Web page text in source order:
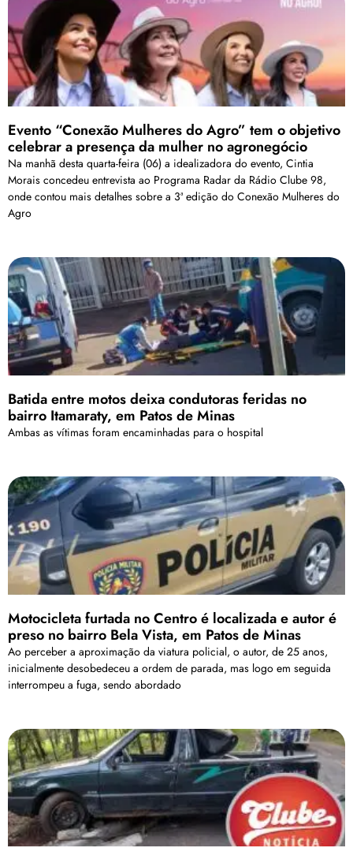
Evento “Conexão Mulheres do Agro” tem o objetivo
celebrar a presença da mulher no agronegócio
Na manhã desta quarta-feira (06) a idealizadora do evento, Cintia
Morais concedeu entrevista ao Programa Radar da Rádio Clube 98,
onde contou mais detalhes sobre a 3ª edição do Conexão Mulheres do
Agro
Batida entre motos deixa condutoras feridas no
bairro Itamaraty, em Patos de Minas
Ambas as vítimas foram encaminhadas para o hospital
Motocicleta furtada no Centro é localizada e autor é
preso no bairro Bela Vista, em Patos de Minas
Ao perceber a aproximação da viatura policial, o autor, de 25 anos,
inicialmente desobedeceu a ordem de parada, mas logo em seguida
interrompeu a fuga, sendo abordado